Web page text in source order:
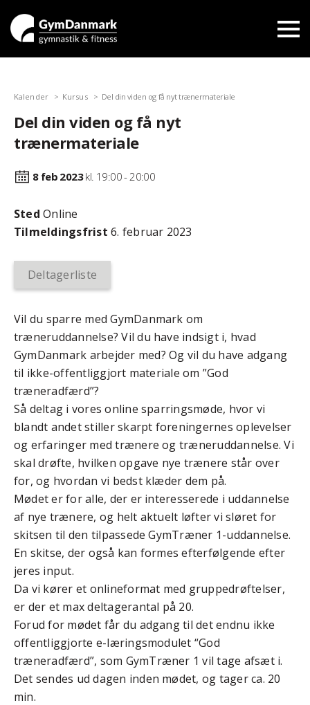
Kalender Kursus Del din viden og få nyt trænermateriale
Del din viden og få nyt
trænermateriale
8 feb 2023kl. 19:00 - 20:00
Sted Online
Tilmeldingsfrist 6. februar 2023
Deltagerliste
Vil du sparre med GymDanmark om
træneruddannelse? Vil du have indsigt i, hvad
GymDanmark arbejder med? Og vil du have adgang
til ikke-offentliggjort materiale om ”God
træneradfærd”?
Så deltag i vores online sparringsmøde, hvor vi
blandt andet stiller skarpt foreningernes oplevelser
og erfaringer med trænere og træneruddannelse. Vi
skal drøfte, hvilken opgave nye trænere står over
for, og hvordan vi bedst klæder dem på.
Mødet er for alle, der er interesserede i uddannelse
af nye trænere, og helt aktuelt løfter vi sløret for
skitsen til den tilpassede GymTræner 1-uddannelse.
En skitse, der også kan formes efterfølgende efter
jeres input.
Da vi kører et onlineformat med gruppedrøftelser,
er der et max deltagerantal på 20.
Forud for mødet får du adgang til det endnu ikke
offentliggjorte e-læringsmodulet “God
træneradfærd”, som GymTræner 1 vil tage afsæt i.
Det sendes ud dagen inden mødet, og tager ca. 20
min.